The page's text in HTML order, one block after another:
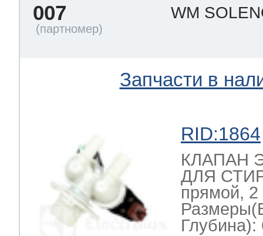
007 WM
Запчасти в
RID:1864
КЛАПАН
ДЛЯ
прямой,
Глубина):